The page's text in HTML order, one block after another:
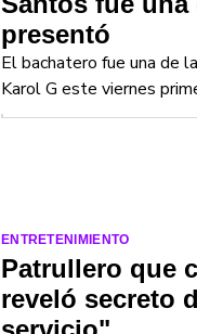
presentó
El bachatero fue una de
Karol G este viernes
ENTRETENIMIENTO
Patrullero que
reveló secreto